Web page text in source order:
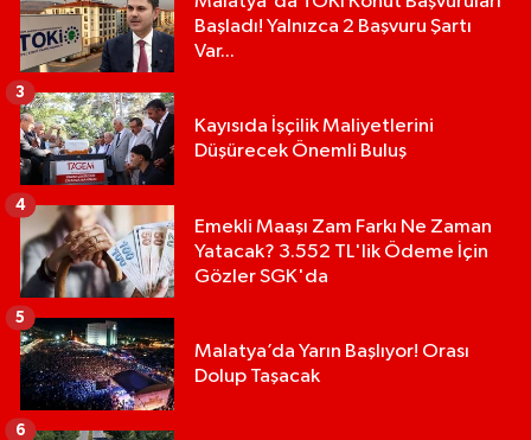
Başladı! Yalnızca 2 Başvuru Şartı
Var...
Kayısıda İşçilik Maliyetlerini
Düşürecek Önemli Buluş
3
Emekli Maaşı Zam Farkı Ne Zaman
Yatacak? 3.552 TL'lik Ödeme İçin
Gözler SGK'da
4
Malatya’da Yarın Başlıyor! Orası
Dolup Taşacak
5
6